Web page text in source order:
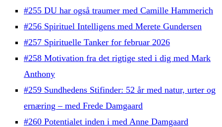
#255 DU har også traumer med Camille Hammerich
#256 Spirituel Intelligens med Merete Gundersen
#257 Spirituelle Tanker for februar 2026
#258 Motivation fra det rigtige sted i dig med Mark
Anthony
#259 Sundhedens Stifinder: 52 år med natur, urter og
ernæring – med Frede Damgaard
#260 Potentialet inden i med Anne Damgaard